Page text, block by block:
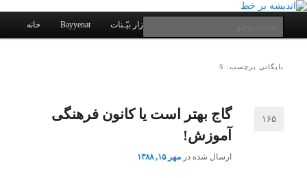
پرش
اصلی
پرش
ثانویه
اندیشه بر خط
یادداشتهای یک معلم در باب زندگی، اخلاق، اخبار، علم و سیاست
فهرست
خانه Bayyenat نرم افزار بیّـنات
بایگانی برچسب: S
گاج بهتر است یا کانون فرهنگی
آموزش!
ارسال شده درمهر ۱۵, ۱۳۸۸
۱۶۵